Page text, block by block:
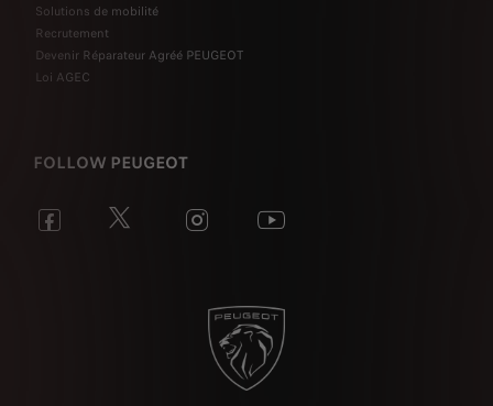
Solutions de mobilité
Recrutement
Devenir Réparateur Agréé PEUGEOT
Loi AGEC
FOLLOW PEUGEOT